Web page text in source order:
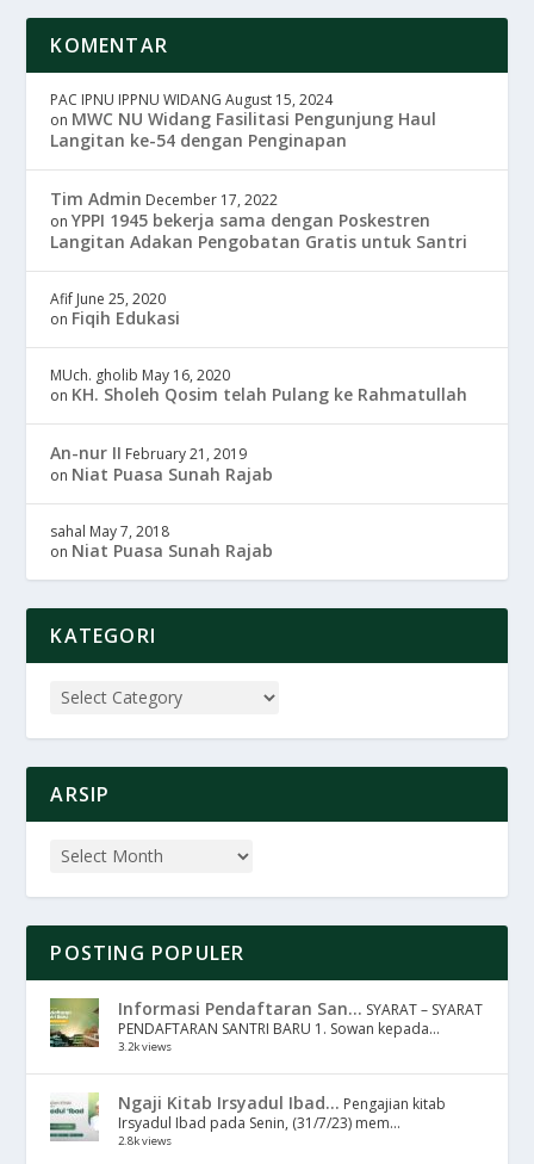
KOMENTAR
PAC IPNU IPPNU WIDANG August 15, 2024
on MWC NU Widang Fasilitasi Pengunjung Haul
Langitan ke-54 dengan Penginapan
Tim Admin December 17, 2022
onYPPI 1945 bekerja sama dengan Poskestren
Langitan Adakan Pengobatan Gratis untuk Santri
Afif June 25, 2020
on Fiqih Edukasi
MUch. gholib May 16, 2020
on KH. Sholeh Qosim telah Pulang ke Rahmatullah
An-nur II February 21, 2019
on Niat Puasa Sunah Rajab
sahal May 7, 2018
on Niat Puasa Sunah Rajab
KATEGORI
ARSIP
POSTING POPULER
Informasi Pendaftaran San... SYARAT – SYARAT
PENDAFTARAN SANTRI BARU 1. Sowan kepada...
3.2k views
Ngaji Kitab Irsyadul Ibad... Pengajian kitab
Irsyadul Ibad pada Senin, (31/7/23) mem...
2.8k views